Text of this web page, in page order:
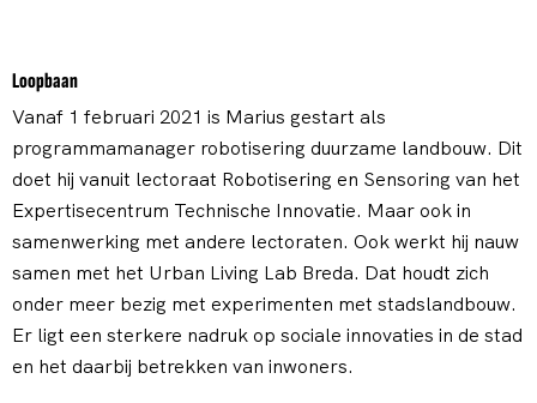
Loopbaan
Vanaf 1 februari 2021 is Marius gestart als
programmamanager robotisering duurzame landbouw. Dit
doet hij vanuit lectoraat Robotisering en Sensoring van het
Expertisecentrum Technische Innovatie. Maar ook in
samenwerking met andere lectoraten. Ook werkt hij nauw
samen met het Urban Living Lab Breda. Dat houdt zich
onder meer bezig met experimenten met stadslandbouw.
Er ligt een sterkere nadruk op sociale innovaties in de stad
en het daarbij betrekken van inwoners.